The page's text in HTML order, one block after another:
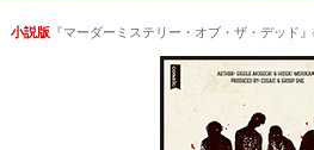
小説版 『マーダーミステリー・オブ・ザ・デッド